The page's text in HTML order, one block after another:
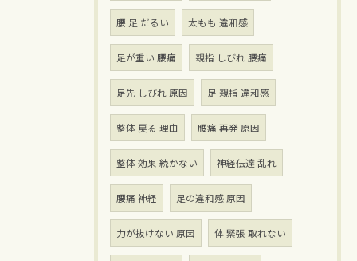
腰 足 だるい 太もも 違和感
足が重い 腰痛 親指 しびれ 腰痛
足先 しびれ 原因 足 親指 違和感
整体 戻る 理由 腰痛 再発 原因
整体 効果 続かない 神経伝達 乱れ
腰痛 神経 足の違和感 原因
力が抜けない 原因 体 緊張 取れない